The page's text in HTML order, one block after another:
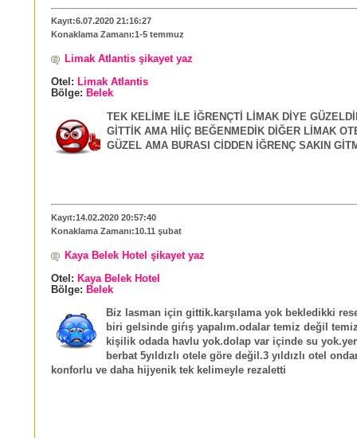
Kayıt:6.07.2020 21:16:27
Konaklama Zamanı:1-5 temmuz
Limak Atlantis şikayet yaz
Otel: Limak Atlantis
Bölge: Belek
TEK KELİME İLE İĞRENÇTİ LİMAK DİYE
GİTTİK AMA HİİÇ BEĞENMEDİK DİĞER LİMAK
GÜZEL AMA BURASI CİDDEN İĞRENÇ SAKIN
Kayıt:14.02.2020 20:57:40
Konaklama Zamanı:10.11 şubat
Kaya Belek Hotel şikayet yaz
Otel: Kaya Belek Hotel
Bölge: Belek
Biz lasman için gittik.karşılama yok bekledikki
biri gelsinde giŕış yapalım.odalar temiz değil
kişilik odada havlu yok.dolap var içinde su
berbat 5yıldızlı otele göre değil.3 yıldızlı otel
konforlu ve daha hijyenik tek kelimeyle rezaletti